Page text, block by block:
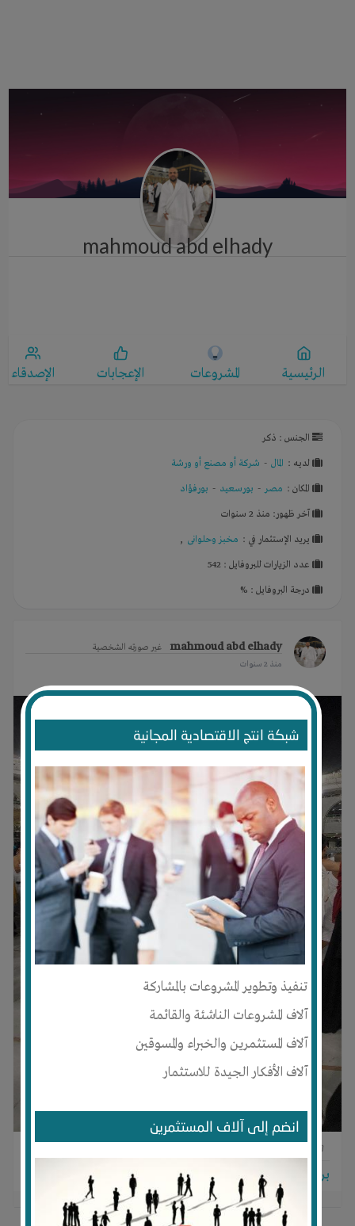
شبكة انتج الاقتصادية المجانية
تنفيذ وتطوير المشروعات بالمشاركة
آلاف المشروعات الناشئة والقائمة
آلاف المستثمرين والخبراء والمسوقين
آلاف الأفكار الجيدة للاستثمار
انضم إلى آلاف المستثمرين
n
mahmoud abd elhady
الرئيسية المشروعات الإعجابات الإصدقاء
الجنس : ذكر
لديـه : المال - شركة أو مصنع أو ورشة
المكان : مصر - بورسعيد - بورفؤاد
آخر ظهور: منذ 2 سنوات
يريد الإستثمار في : مخبز وحلوانى ,
عدد الزيارات للبروفايل : 542
درجة البروفايل : %
mahmoud abd elhady غير صورته الشخصية
منذ 2 سنوات
برجاء تسجيل الدخول للتواصل!